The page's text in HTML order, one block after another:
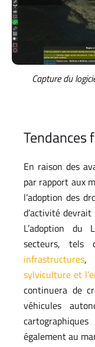
Capture du
Tendances
En raison des
par rapport aux
l’adoption des
d’activité
L’adoption du
secteurs,
infrastructures,
sylviculture et
continuera de
véhicules
également au